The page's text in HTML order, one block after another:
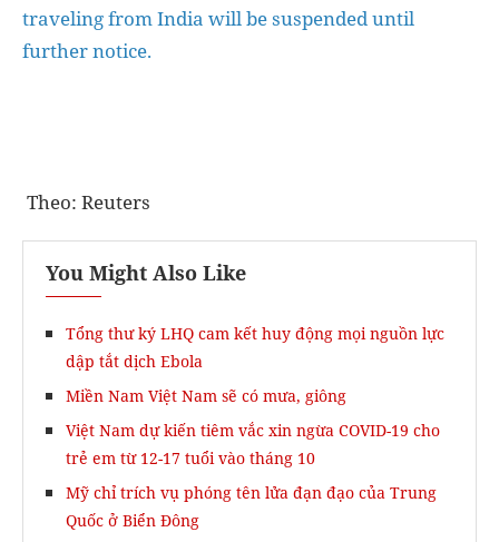
traveling from India will be suspended until
further notice.
Theo: Reuters
You Might Also Like
Tổng thư ký LHQ cam kết huy động mọi nguồn lực
dập tắt dịch Ebola
Miền Nam Việt Nam sẽ có mưa, giông
Việt Nam dự kiến tiêm vắc xin ngừa COVID-19 cho
trẻ em từ 12-17 tuổi vào tháng 10
Mỹ chỉ trích vụ phóng tên lửa đạn đạo của Trung
Quốc ở Biển Đông